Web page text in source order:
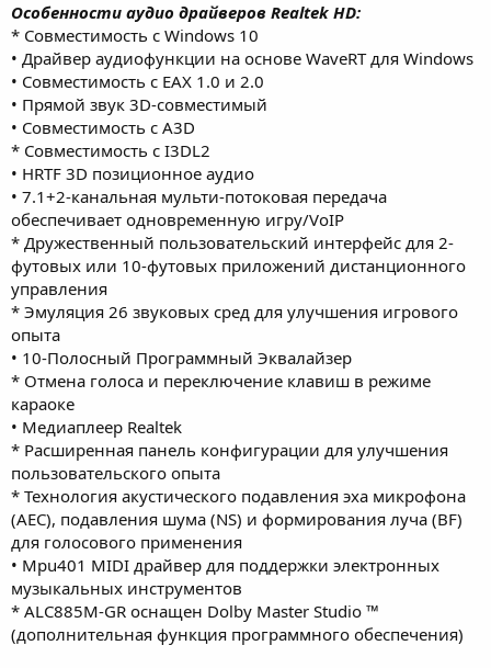
Особенности аудио драйверов Realtek HD:
* Совместимость с Windows 10
• Драйвер аудиофункции на основе WaveRT для Windows
• Совместимость с EAX 1.0 и 2.0
• Прямой звук 3D-совместимый
• Совместимость с A3D
* Совместимость с I3DL2
• HRTF 3D позиционное аудио
• 7.1+2-канальная мульти-потоковая передача
обеспечивает одновременную игру/VoIP
* Дружественный пользовательский интерфейс для 2-
футовых или 10-футовых приложений дистанционного
управления
* Эмуляция 26 звуковых сред для улучшения игрового
опыта
• 10-Полосный Программный Эквалайзер
* Отмена голоса и переключение клавиш в режиме
караоке
• Медиаплеер Realtek
* Расширенная панель конфигурации для улучшения
пользовательского опыта
* Технология акустического подавления эха микрофона
(AEC), подавления шума (NS) и формирования луча (BF)
для голосового применения
• Mpu401 MIDI драйвер для поддержки электронных
музыкальных инструментов
* ALC885M-GR оснащен Dolby Master Studio ™
(дополнительная функция программного обеспечения)